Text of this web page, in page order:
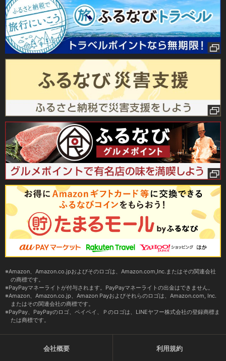
Amazon、Amazon.co.jpおよびそのロゴは、Amazon.com,Inc.またはその関連会社
の商標です。
PayPayマネーライトが付与されます。PayPayマネーライトの出金はできません。
Amazon、Amazon.co.jp、Amazon Payおよびそれらのロゴは、Amazon.com, Inc.
またはその関連会社の商標です。
PayPay、PayPayのロゴ、ペイペイ、Ｐのロゴは、LINEヤフー株式会社の登録商標ま
たは商標です。
会社概要 利用規約